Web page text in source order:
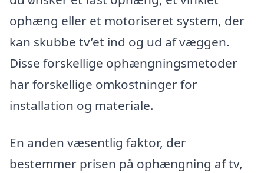
ophæng eller et motoriseret system, der
kan skubbe tv’et ind og ud af væggen.
Disse forskellige ophængningsmetoder
har forskellige omkostninger for
installation og materiale.
En anden væsentlig faktor, der
bestemmer prisen på ophængning af tv,